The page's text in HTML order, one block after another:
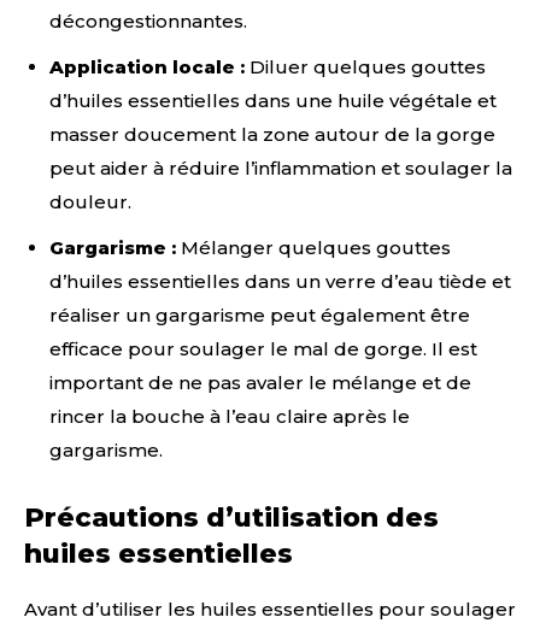
décongestionnantes.
Application locale : Diluer quelques gouttes
d’huiles essentielles dans une huile végétale et
masser doucement la zone autour de la gorge
peut aider à réduire l’inflammation et soulager la
douleur.
Gargarisme : Mélanger quelques gouttes
d’huiles essentielles dans un verre d’eau tiède et
réaliser un gargarisme peut également être
efficace pour soulager le mal de gorge. Il est
important de ne pas avaler le mélange et de
rincer la bouche à l’eau claire après le
gargarisme.
Précautions d’utilisation des
huiles essentielles
Avant d’utiliser les huiles essentielles pour soulager